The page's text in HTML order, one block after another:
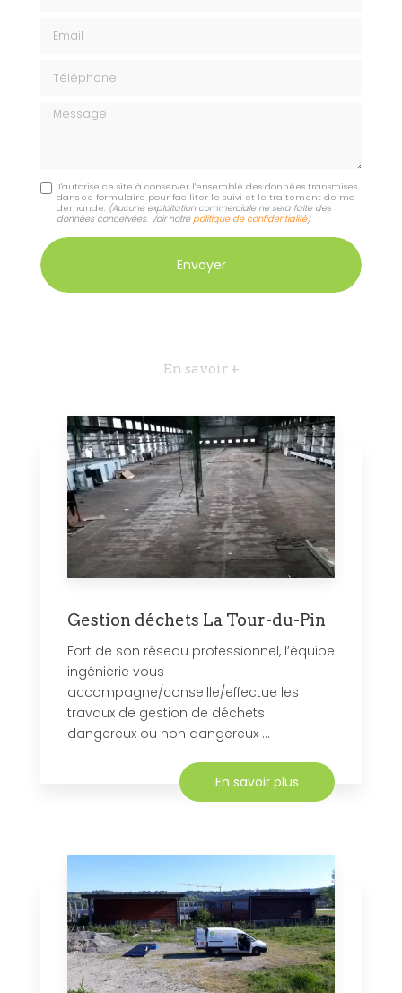
Téléphone
Message
J'autorise ce site à conserver l'ensemble des données transmises
dans ce formulaire pour faciliter le suivi et le traitement de ma
demande. (Aucune exploitation commerciale ne sera faite des
données concervées. Voir notrepolitique de confidentialité)
En savoir +
Gestion déchets La Tour-du-Pin
Fort de son réseau professionnel, l’équipe
ingénierie vous
accompagne/conseille/effectue les
travaux de gestion de déchets
dangereux ou non dangereux ...
En savoir plus